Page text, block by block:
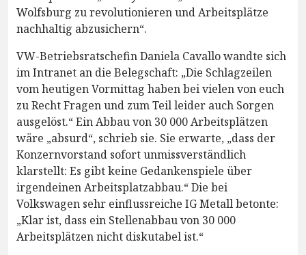
Wolfsburg zu revolutionieren und Arbeitsplätze
nachhaltig abzusichern“.
VW-Betriebsratschefin Daniela Cavallo wandte sich
im Intranet an die Belegschaft: „Die Schlagzeilen
vom heutigen Vormittag haben bei vielen von euch
zu Recht Fragen und zum Teil leider auch Sorgen
ausgelöst.“ Ein Abbau von 30 000 Arbeitsplätzen
wäre „absurd“, schrieb sie. Sie erwarte, „dass der
Konzernvorstand sofort unmissverständlich
klarstellt: Es gibt keine Gedankenspiele über
irgendeinen Arbeitsplatzabbau.“ Die bei
Volkswagen sehr einflussreiche IG Metall betonte:
„Klar ist, dass ein Stellenabbau von 30 000
Arbeitsplätzen nicht diskutabel ist.“